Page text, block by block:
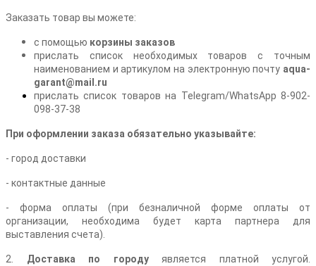
Заказать товар вы можете:
с помощью корзины заказов
прислать список необходимых товаров с точным
наименованием и артикулом на электронную почту aqua-
garant@mail.ru
прислать список товаров на Telegram/WhatsApp 8-902-
098-37-38
При оформлении заказа обязательно указывайте:
- город доставки
- контактные данные
- форма оплаты (при безналичной форме оплаты от
организации, необходима будет карта партнера для
выставления счета).
2. Доставка по городуявляется платной услугой.